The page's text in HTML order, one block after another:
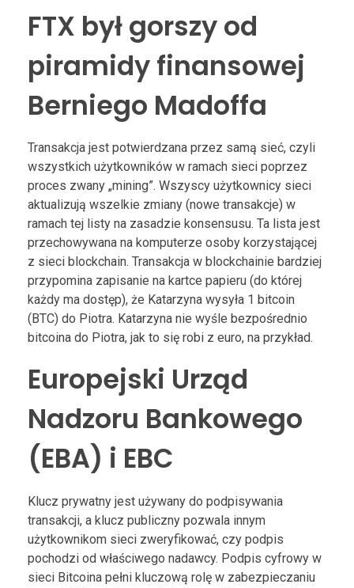
FTX był gorszy od
piramidy finansowej
Berniego Madoffa
Transakcja jest potwierdzana przez samą sieć, czyli
wszystkich użytkowników w ramach sieci poprzez
proces zwany „mining”. Wszyscy użytkownicy sieci
aktualizują wszelkie zmiany (nowe transakcje) w
ramach tej listy na zasadzie konsensusu. Ta lista jest
przechowywana na komputerze osoby korzystającej
z sieci blockchain. Transakcja w blockchainie bardziej
przypomina zapisanie na kartce papieru (do której
każdy ma dostęp), że Katarzyna wysyła 1 bitcoin
(BTC) do Piotra. Katarzyna nie wyśle bezpośrednio
bitcoina do Piotra, jak to się robi z euro, na przykład.
Europejski Urząd
Nadzoru Bankowego
(EBA) i EBC
Klucz prywatny jest używany do podpisywania
transakcji, a klucz publiczny pozwala innym
użytkownikom sieci zweryfikować, czy podpis
pochodzi od właściwego nadawcy. Podpis cyfrowy w
sieci Bitcoina pełni kluczową rolę w zabezpieczaniu